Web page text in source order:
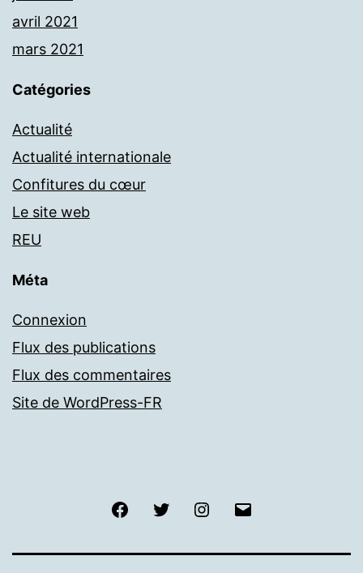
avril 2021
mars 2021
Catégories
Actualité
Actualité internationale
Confitures du cœur
Le site web
REU
Méta
Connexion
Flux des publications
Flux des commentaires
Site de WordPress-FR
FacebookTwitter Instagram